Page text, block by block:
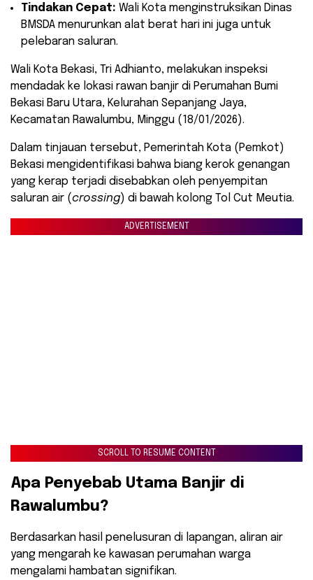
Tindakan Cepat: Wali Kota menginstruksikan Dinas
BMSDA menurunkan alat berat hari ini juga untuk
pelebaran saluran.
​Wali Kota Bekasi, Tri Adhianto, melakukan inspeksi
mendadak ke lokasi rawan banjir di Perumahan Bumi
Bekasi Baru Utara, Kelurahan Sepanjang Jaya,
Kecamatan Rawalumbu, Minggu (18/01/2026).
Dalam tinjauan tersebut, Pemerintah Kota (Pemkot)
Bekasi mengidentifikasi bahwa biang kerok genangan
yang kerap terjadi disebabkan oleh penyempitan
saluran air (crossing) di bawah kolong Tol Cut Meutia.
ADVERTISEMENT
SCROLL TO RESUME CONTENT
​Apa Penyebab Utama Banjir di
Rawalumbu?
​Berdasarkan hasil penelusuran di lapangan, aliran air
yang mengarah ke kawasan perumahan warga
mengalami hambatan signifikan.